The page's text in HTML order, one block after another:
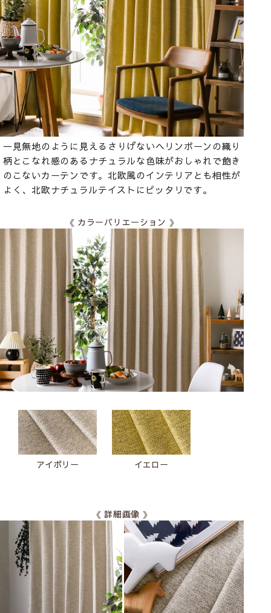
一見無地のように見えるさりげないヘリンボーンの織り
柄とこなれ感のあるナチュラルな色味がおしゃれで飽き
のこないカーテンです。北欧風のインテリアとも相性が
よく、北欧ナチュラルテイストにピッタリです。
《 カラーバリエーション 》
アイボリー イエロー
《 詳細画像 》